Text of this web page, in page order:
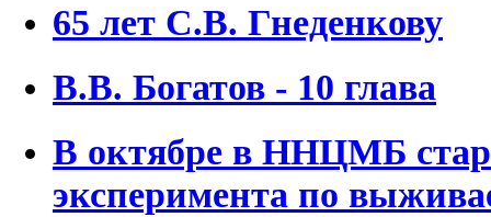
65 лет С.В. Гнеденкову
В.В. Богатов - 10 глава
В октябре в ННЦМБ
эксперимента по